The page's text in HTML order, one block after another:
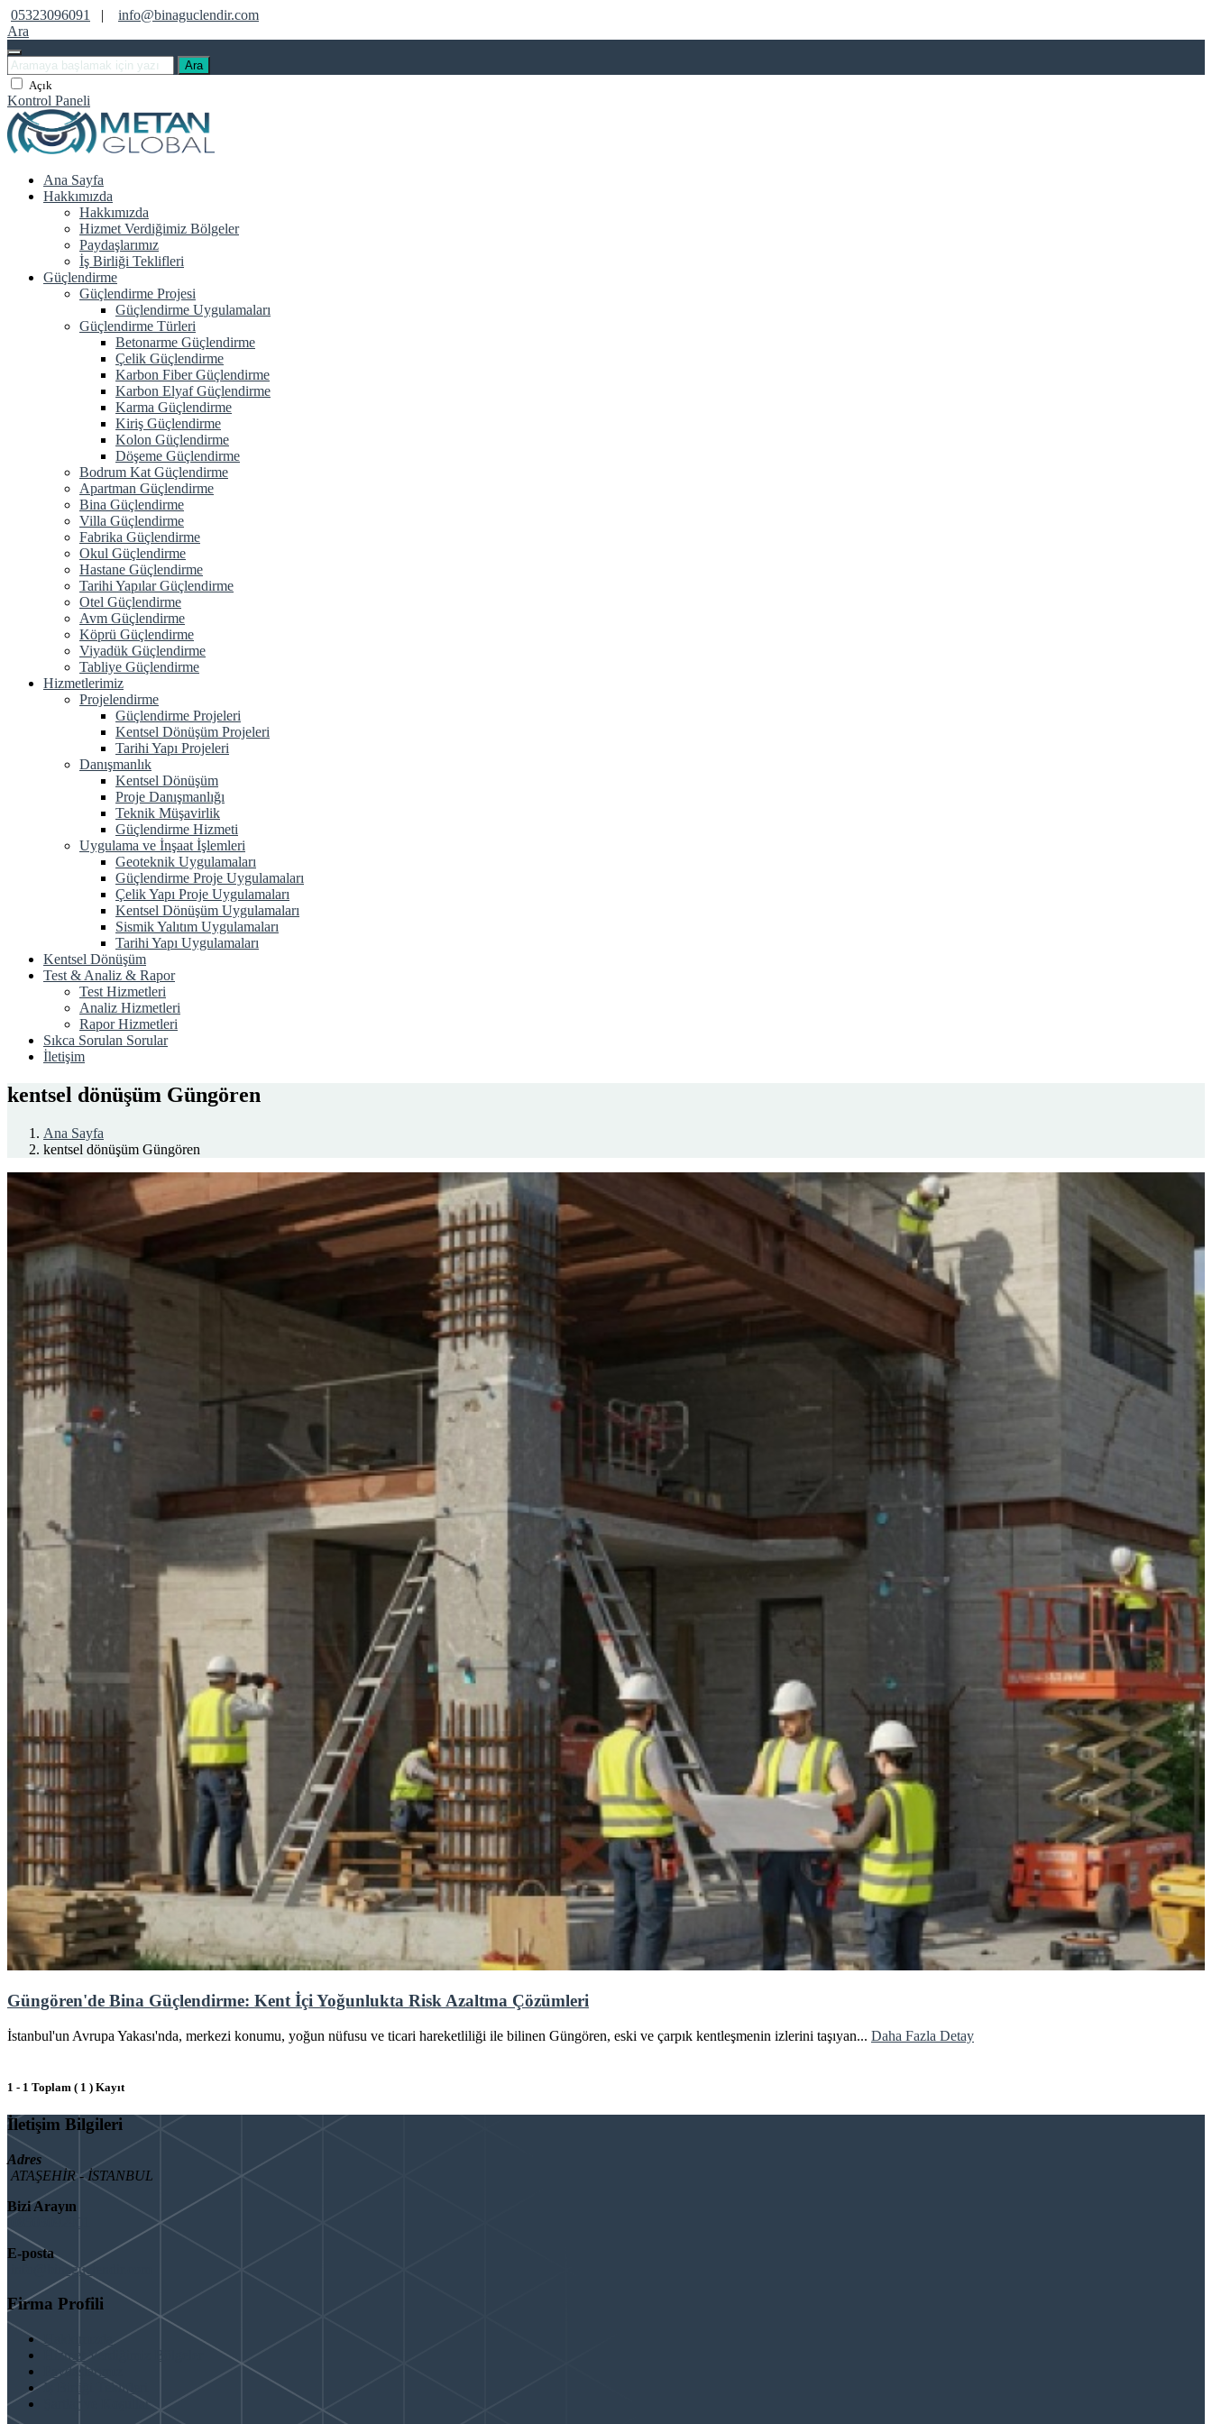
05323096091 |
info@binaguclendir.com
Ara
Ara
Açık
Kontrol Paneli
Ana Sayfa
Hakkımızda
Hakkımızda
Hizmet Verdiğimiz Bölgeler
Paydaşlarımız
İş Birliği Teklifleri
Güçlendirme
Güçlendirme Projesi
Güçlendirme Uygulamaları
Güçlendirme Türleri
Betonarme Güçlendirme
Çelik Güçlendirme
Karbon Fiber Güçlendirme
Karbon Elyaf Güçlendirme
Karma Güçlendirme
Kiriş Güçlendirme
Kolon Güçlendirme
Döşeme Güçlendirme
Bodrum Kat Güçlendirme
Apartman Güçlendirme
Bina Güçlendirme
Villa Güçlendirme
Fabrika Güçlendirme
Okul Güçlendirme
Hastane Güçlendirme
Tarihi Yapılar Güçlendirme
Otel Güçlendirme
Avm Güçlendirme
Köprü Güçlendirme
Viyadük Güçlendirme
Tabliye Güçlendirme
Hizmetlerimiz
Projelendirme
Güçlendirme Projeleri
Kentsel Dönüşüm Projeleri
Tarihi Yapı Projeleri
Danışmanlık
Kentsel Dönüşüm
Proje Danışmanlığı
Teknik Müşavirlik
Güçlendirme Hizmeti
Uygulama ve İnşaat İşlemleri
Geoteknik Uygulamaları
Güçlendirme Proje Uygulamaları
Çelik Yapı Proje Uygulamaları
Kentsel Dönüşüm Uygulamaları
Sismik Yalıtım Uygulamaları
Tarihi Yapı Uygulamaları
Kentsel Dönüşüm
Test & Analiz & Rapor
Test Hizmetleri
Analiz Hizmetleri
Rapor Hizmetleri
Sıkca Sorulan Sorular
İletişim
kentsel dönüşüm Güngören
Ana Sayfa
kentsel dönüşüm Güngören
Güngören'de Bina Güçlendirme: Kent İçi Yoğunlukta Risk Azaltma Çözümleri
İstanbul'un Avrupa Yakası'nda, merkezi konumu, yoğun nüfusu ve ticari hareketliliği ile bilinen Güngören, eski ve çarpık kentleşmenin izlerini taşıyan... Daha Fazla Detay
1 - 1 Toplam ( 1 ) Kayıt
İletişim Bilgileri
Adres
ATAŞEHİR - İSTANBUL
Bizi Arayın
E-posta
info@binaguclendir.com
Firma Profili
Hakkımızda
Hizmet Verdiğimiz Bölgeler
Paydaşlarımız
İş Birliği Teklifleri
Şartlar ve Koşullar